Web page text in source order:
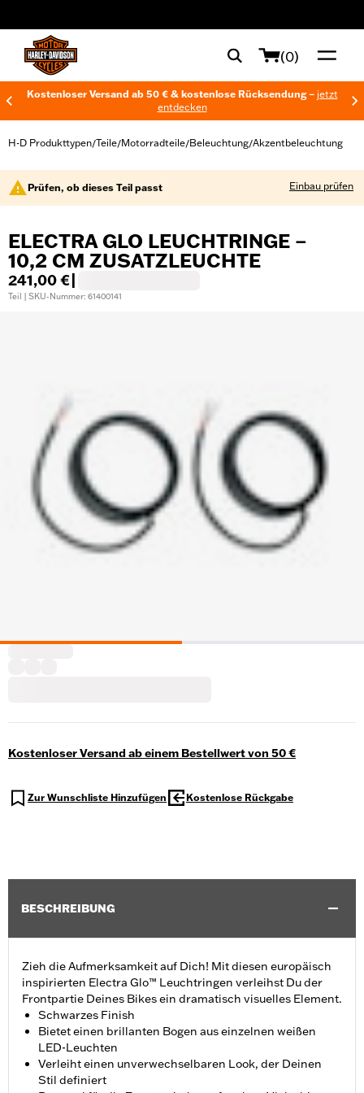
(0)
Kostenloser Versand ab 50 € & kostenlose Rücksendung – jetzt
entdecken
H-D Produkttypen/Teile/Motorradteile/Beleuchtung/Akzentbeleuchtung
Prüfen, ob dieses Teil passt Einbau prüfen
ELECTRA GLO LEUCHTRINGE –
10,2 CM ZUSATZLEUCHTE
241,00 €
Teil | SKU-Nummer: 61400141
Kostenloser Versand ab einem Bestellwert von 50 €
Zur Wunschliste Hinzufügen Kostenlose Rückgabe
BESCHREIBUNG
Zieh die Aufmerksamkeit auf Dich! Mit diesen europäisch
inspirierten Electra Glo™ Leuchtringen verleihst Du der
Frontpartie Deines Bikes ein dramatisch visuelles Element.
Schwarzes Finish
Bietet einen brillanten Bogen aus einzelnen weißen
LED-Leuchten
Verleiht einen unverwechselbaren Look, der Deinen
Stil definiert